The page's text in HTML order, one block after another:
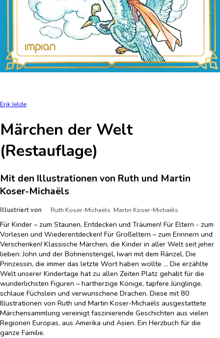
Erik Jelde
Märchen der Welt
(Restauflage)
Mit den Illustrationen von Ruth und Martin
Koser-Michaëls
Illustriert von Ruth Koser-Michaëls Martin Koser-Michaëls
Für Kinder – zum Staunen, Entdecken und Träumen! Für Eltern - zum
Vorlesen und Wiederentdecken! Für Großeltern – zum Erinnern und
Verschenken! Klassische Märchen, die Kinder in aller Welt seit jeher
lieben: John und der Bohnenstengel, Iwan mit dem Ränzel, Die
Prinzessin, die immer das letzte Wort haben wollte … Die erzählte
Welt unserer Kindertage hat zu allen Zeiten Platz gehabt für die
wunderlichsten Figuren – hartherzige Könige, tapfere Jünglinge,
schlaue Füchslein und verwunschene Drachen. Diese mit 80
Illustrationen von Ruth und Martin Koser-Michaëls ausgestattete
Märchensammlung vereinigt faszinierende Geschichten aus vielen
Regionen Europas, aus Amerika und Asien. Ein Herzbuch für die
ganze Familie.